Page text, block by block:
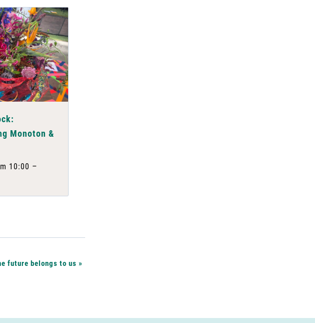
Monoton &
10:00 –
future belongs to us»